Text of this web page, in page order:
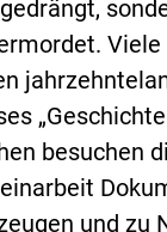
Viele
besuchen
und zu